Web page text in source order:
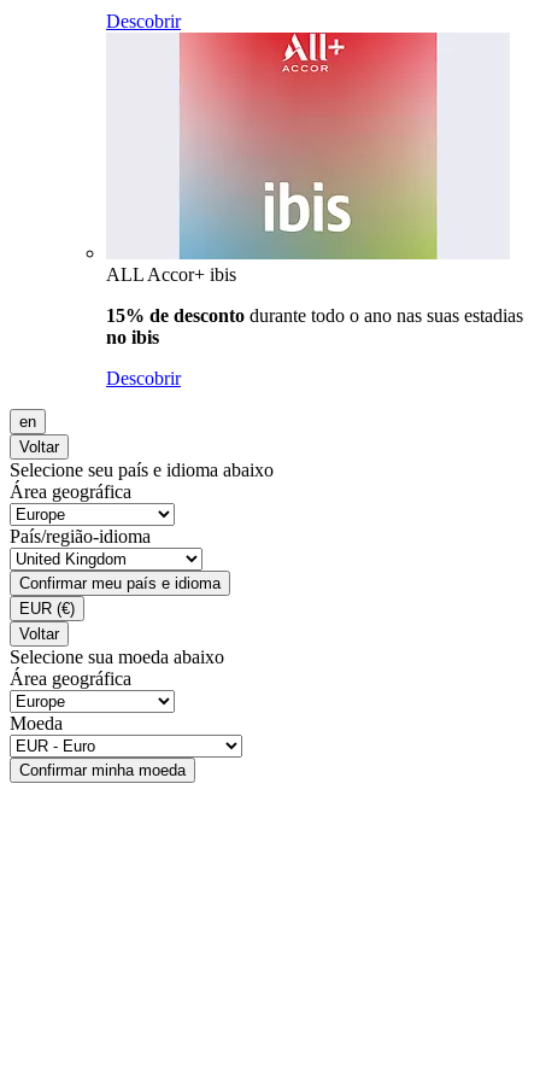
Descobrir
ALL Accor+ ibis
15% de desconto durante todo o ano nas suas estadias
no ibis
Descobrir
en
Voltar
Selecione seu país e idioma abaixo
Área geográfica
País/região-idioma
Confirmar meu país e idioma
EUR (€)
Voltar
Selecione sua moeda abaixo
Área geográfica
Moeda
Confirmar minha moeda